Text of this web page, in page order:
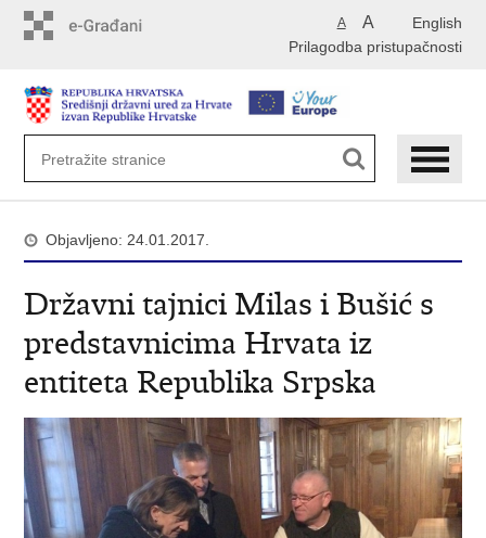
English
A A
Prilagodba pristupačnosti
Objavljeno: 24.01.2017.
Državni tajnici Milas i Bušić s
predstavnicima Hrvata iz
entiteta Republika Srpska